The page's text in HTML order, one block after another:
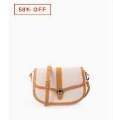
58% OFF